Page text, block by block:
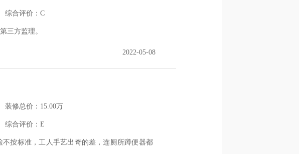
综合评价：C
三方监理。
2022-05-08
装修总价：15.00万
综合评价：E
按标准，工人手艺出奇的差，连厕所蹲便器都